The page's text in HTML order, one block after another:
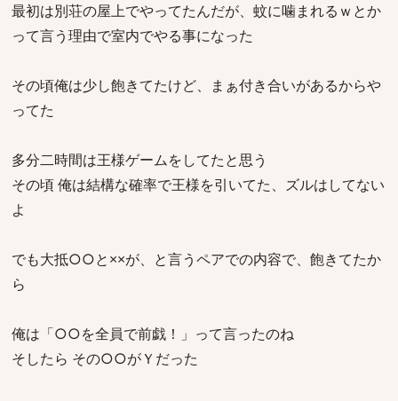
最初は別荘の屋上でやってたんだが、蚊に噛まれるｗとか
って言う理由で室内でやる事になった
その頃俺は少し飽きてたけど、まぁ付き合いがあるからや
ってた
多分二時間は王様ゲームをしてたと思う
その頃 俺は結構な確率で王様を引いてた、ズルはしてない
よ
でも大抵○○と××が、と言うペアでの内容で、飽きてたか
ら
俺は「○○を全員で前戯！」って言ったのね
そしたら その○○がＹだった